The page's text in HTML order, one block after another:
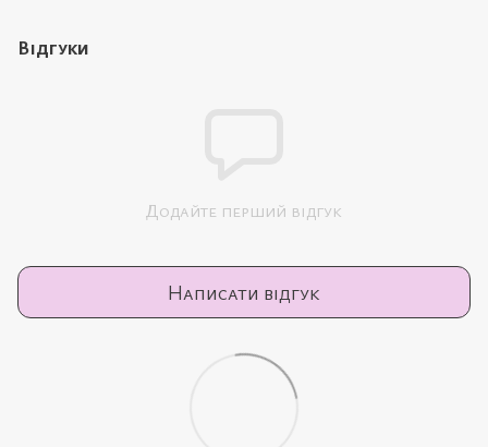
Відгуки
Додайте перший відгук
Написати відгук